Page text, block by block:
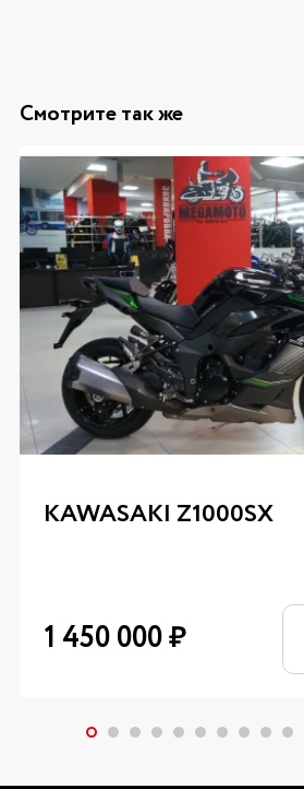
Смотрите так же
KAWASAKI Z1000SX
1 450 000₽